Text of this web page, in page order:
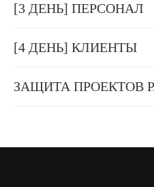
[3 ДЕНЬ] ПЕРСОНАЛ
[4 ДЕНЬ] КЛИЕНТЫ
ЗАЩИТА ПРОЕКТОВ